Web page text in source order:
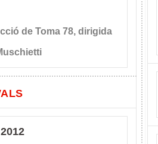
de Toma 78, dirigida